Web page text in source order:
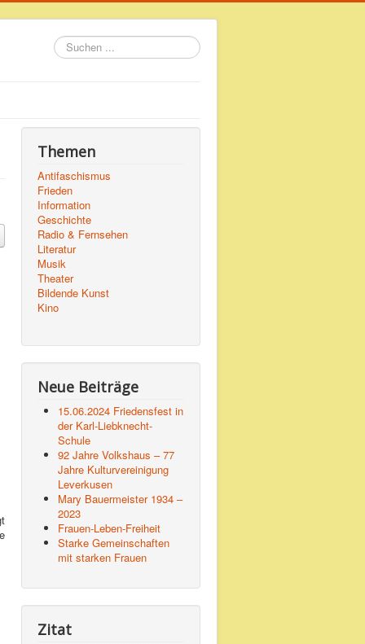
Suchen
...
Themen
Antifaschismus
Frieden
Information
Geschichte
Radio & Fernsehen
Literatur
Musik
Theater
Bildende Kunst
Kino
Neue Beiträge
15.06.2024 Friedensfest in
der Karl-Liebknecht-
Schule
92 Jahre Volkshaus – 77
Jahre Kulturvereinigung
Leverkusen
Mary Bauermeister 1934 –
2023
Frauen-Leben-Freiheit
Starke Gemeinschaften
mit starken Frauen
Zitat